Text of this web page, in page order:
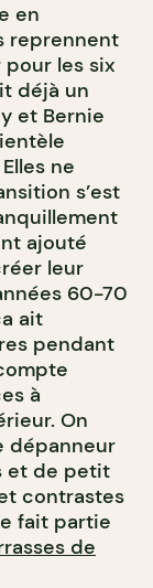
en
reprennent
les six
déjà un
et Bernie
ne
s’est
ajouté
leur
60-70
ait
pendant
à
On
dépanneur
et de petit
contrastes
fait partie
de